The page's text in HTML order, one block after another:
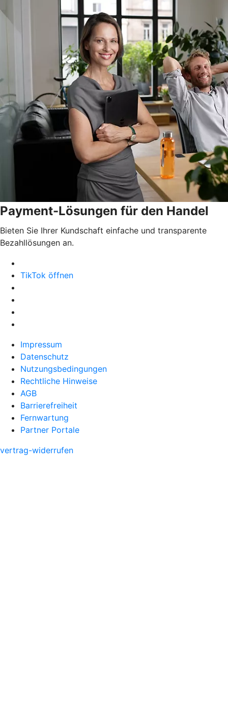
Payment-Lösungen für den Handel
Bieten Sie Ihrer Kundschaft einfache und transparente
Bezahllösungen an.
TikTok öffnen
Impressum
Datenschutz
Nutzungsbedingungen
Rechtliche Hinweise
AGB
Barrierefreiheit
Fernwartung
Partner Portale
vertrag-widerrufen